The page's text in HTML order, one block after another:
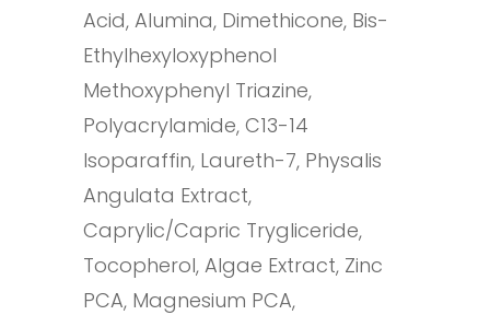
Acid, Alumina, Dimethicone, Bis-
Ethylhexyloxyphenol
Methoxyphenyl Triazine,
Polyacrylamide, C13-14
Isoparaffin, Laureth-7, Physalis
Angulata Extract,
Caprylic/Capric Trygliceride,
Tocopherol, Algae Extract, Zinc
PCA, Magnesium PCA,